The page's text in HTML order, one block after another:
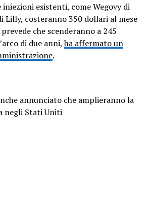
esistenti, come Wegovy di
Lilly, costeranno 350 dollari al mese
che scenderanno a 245
di due anni,ha affermato un
.
annunciato che amplieranno la
negli Stati Uniti